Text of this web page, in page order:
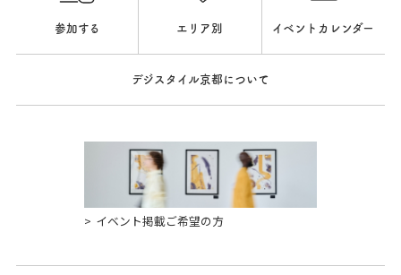
参加する エリア別 イベントカレンダー
デジスタイル京都について
イベント掲載ご希望の方